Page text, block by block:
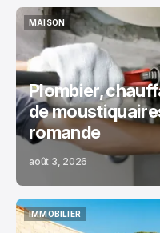
MAISON
MAISON
Plombier,
de
romande
août 3, 2026
IMMOBILIER
IMMOBILIER